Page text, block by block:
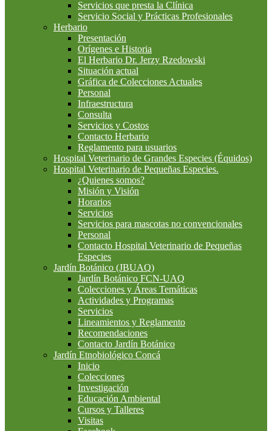
Servicios que presta la Clínica
Servicio Social y Prácticas Profesionales
Herbario
Presentación
Orígenes e Historia
El Herbario Dr. Jerzy Rzedowski
Situación actual
Gráfica de Colecciones Actuales
Personal
Infraestructura
Consulta
Servicios y Costos
Contacto Herbario
Reglamento para usuarios
Hospital Veterinario de Grandes Especies (Équidos)
Hospital Veterinario de Pequeñas Especies.
¿Quienes somos?
Misión y Visión
Horarios
Servicios
Servicios para mascotas no convencionales
Personal
Contacto Hospital Veterinario de Pequeñas
Especies
Jardín Botánico (JBUAQ)
Jardín Botánico FCN-UAQ
Colecciones y Áreas Temáticas
Actividades y Programas
Servicios
Lineamientos y Reglamento
Recomendaciones
Contacto Jardín Botánico
Jardín Etnobiológico Concá
Inicio
Colecciones
Investigación
Educación Ambiental
Cursos y Talleres
Visitas